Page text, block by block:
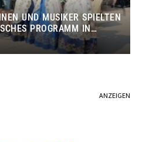
UND MUSIKER SPIELTEN
PROGRAMM IN
ANZEIGEN